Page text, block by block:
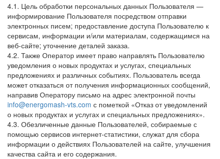
4.1. Цель обработки персональных данных Пользователя —
информирование Пользователя посредством отправки
электронных писем; предоставление доступа Пользователю к
сервисам, информации и/или материалам, содержащимся на
веб-сайте; уточнение деталей заказа.
4.2. Также Оператор имеет право направлять Пользователю
уведомления о новых продуктах и услугах, специальных
предложениях и различных событиях. Пользователь всегда
может отказаться от получения информационных сообщений,
направив Оператору письмо на адрес электронной почты
info@energomash-vts.com с пометкой «Отказ от уведомлений
о новых продуктах и услугах и специальных предложениях».
4.3. Обезличенные данные Пользователей, собираемые с
помощью сервисов интернет-статистики, служат для сбора
информации о действиях Пользователей на сайте, улучшения
качества сайта и его содержания.